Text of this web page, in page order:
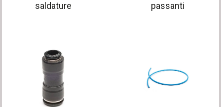
saldature
passanti